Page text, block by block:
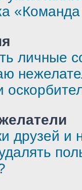
личные
друзей и